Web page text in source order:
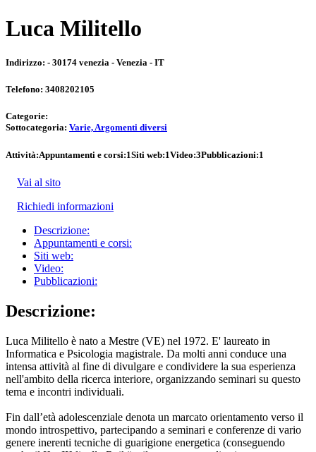
Luca Militello
Indirizzo: - 30174 venezia - Venezia - IT
Telefono: 3408202105
Categorie:
Sottocategoria: Varie, Argomenti diversi
Attività:Appuntamenti e corsi:1Siti web:1Video:3Pubblicazioni:1
Vai al sito
Richiedi informazioni
Descrizione:
Appuntamenti e corsi:
Siti web:
Video:
Pubblicazioni:
Descrizione:
Luca Militello è nato a Mestre (VE) nel 1972. E' laureato in
Informatica e Psicologia magistrale. Da molti anni conduce una
intensa attività al fine di divulgare e condividere la sua esperienza
nell'ambito della ricerca interiore, organizzando seminari su questo
tema e incontri individuali.
Fin dall’età adolescenziale denota un marcato orientamento verso il
mondo introspettivo, partecipando a seminari e conferenze di vario
genere inerenti tecniche di guarigione energetica (conseguendo